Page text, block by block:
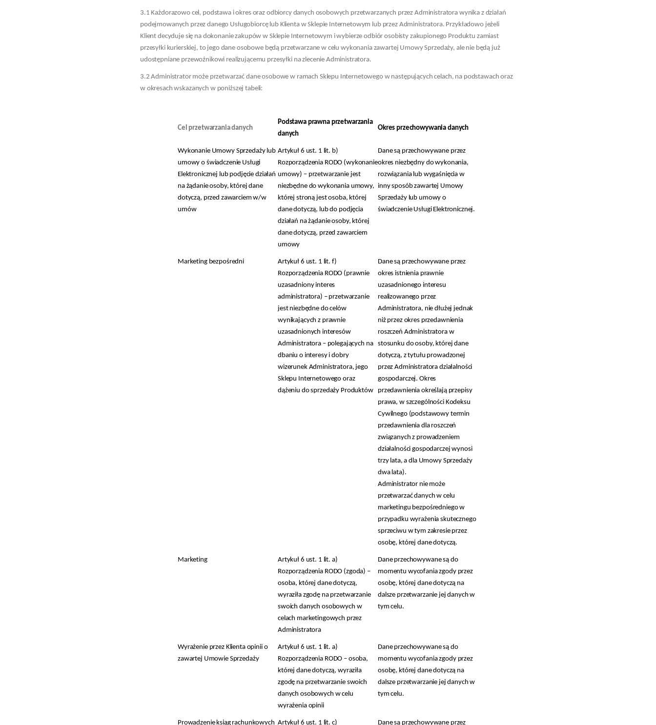
3.1 Każdorazowo cel, podstawa i okres oraz odbiorcy danych osobowych przetwarzanych przez Administratora wynika z działań
podejmowanych przez danego Usługobiorcę lub Klienta w Sklepie Internetowym lub przez Administratora. Przykładowo jeżeli
Klient decyduje się na dokonanie zakupów w Sklepie Internetowym i wybierze odbiór osobisty zakupionego Produktu zamiast
przesyłki kurierskiej, to jego dane osobowe będą przetwarzane w celu wykonania zawartej Umowy Sprzedaży, ale nie będą już
udostępniane przewoźnikowi realizującemu przesyłki na zlecenie Administratora.
3.2 Administrator może przetwarzać dane osobowe w ramach Sklepu Internetowego w następujących celach, na podstawach oraz
w okresach wskazanych w poniższej tabeli:
Cel przetwarzania danych
Podstawa prawna przetwarzania
danych
Okres przechowywania danych
Wykonanie Umowy Sprzedaży lub
umowy o świadczenie Usługi
Elektronicznej lub podjęcie działań
na żądanie osoby, której dane
dotyczą, przed zawarciem w/w
umów
Artykuł 6 ust. 1 lit. b)
Rozporządzenia RODO (wykonanie
umowy) – przetwarzanie jest
niezbędne do wykonania umowy,
której stroną jest osoba, której
dane dotyczą, lub do podjęcia
działań na żądanie osoby, której
dane dotyczą, przed zawarciem
umowy
Dane są przechowywane przez
okres niezbędny do wykonania,
rozwiązania lub wygaśnięcia w
inny sposób zawartej Umowy
Sprzedaży lub umowy o
świadczenie Usługi Elektronicznej.
Marketing bezpośredni
Artykuł 6 ust. 1 lit. f)
Rozporządzenia RODO (prawnie
uzasadniony interes
administratora) – przetwarzanie
jest niezbędne do celów
wynikających z prawnie
uzasadnionych interesów
Administratora – polegających na
dbaniu o interesy i dobry
wizerunek Administratora, jego
Sklepu Internetowego oraz
dążeniu do sprzedaży Produktów
Dane są przechowywane przez
okres istnienia prawnie
uzasadnionego interesu
realizowanego przez
Administratora, nie dłużej jednak
niż przez okres przedawnienia
roszczeń Administratora w
stosunku do osoby, której dane
dotyczą, z tytułu prowadzonej
przez Administratora działalności
gospodarczej. Okres
przedawnienia określają przepisy
prawa, w szczególności Kodeksu
Cywilnego (podstawowy termin
przedawnienia dla roszczeń
związanych z prowadzeniem
działalności gospodarczej wynosi
trzy lata, a dla Umowy Sprzedaży
dwa lata).
Administrator nie może
przetwarzać danych w celu
marketingu bezpośredniego w
przypadku wyrażenia skutecznego
sprzeciwu w tym zakresie przez
osobę, której dane dotyczą.
Marketing
Artykuł 6 ust. 1 lit. a)
Rozporządzenia RODO (zgoda) –
osoba, której dane dotyczą,
wyraziła zgodę na przetwarzanie
swoich danych osobowych w
celach marketingowych przez
Administratora
Dane przechowywane są do
momentu wycofania zgody przez
osobę, której dane dotyczą na
dalsze przetwarzanie jej danych w
tym celu.
Wyrażenie przez Klienta opinii o
zawartej Umowie Sprzedaży
Artykuł 6 ust. 1 lit. a)
Rozporządzenia RODO – osoba,
której dane dotyczą, wyraziła
zgodę na przetwarzanie swoich
danych osobowych w celu
wyrażenia opinii
Dane przechowywane są do
momentu wycofania zgody przez
osobę, której dane dotyczą na
dalsze przetwarzanie jej danych w
tym celu.
Prowadzenie ksiąg rachunkowych Artykuł 6 ust. 1 lit. c) Dane są przechowywane przez